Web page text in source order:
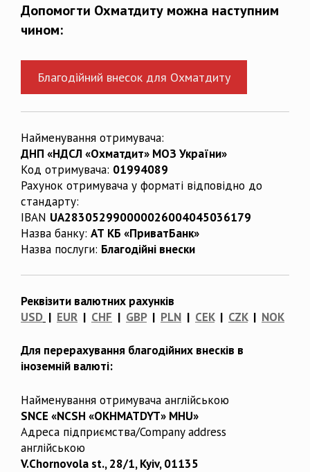
Допомогти Охматдиту можна наступним
чином:
Благодійний внесок для Охматдиту
Найменування отримувача:
ДНП «НДСЛ «Охматдит» МОЗ України»
Код отримувача: 01994089
Рахунок отримувача у форматі відповідно до
стандарту:
IBAN UA283052990000026004045036179
Назва банку: АТ КБ «ПриватБанк»
Назва послуги: Благодійні внески
Реквізити валютних рахунків
USD | EUR | CHF | GBP| PLN | CEK| CZK| NOK
Для перерахування благодійних внесків в
іноземній валюті:
Найменування отримувача англійською
SNCE «NCSH «OKHMATDYT» MHU»
Адреса підприємства/Company address
англійською
V.Chornovola st., 28/1, Kyiv, 01135